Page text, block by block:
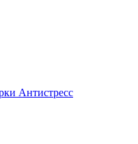
Антистресс